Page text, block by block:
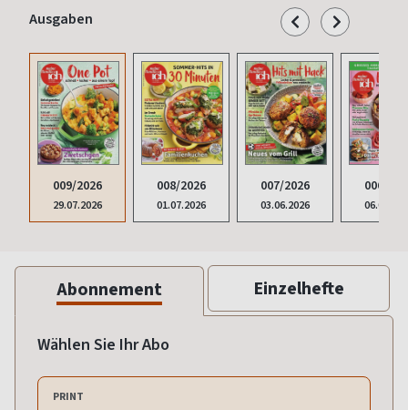
Ausgaben
009/2026
29.07.2026
008/2026
01.07.2026
007/2026
03.06.2026
006/
Abonnement Einzelhefte
Wählen Sie Ihr Abo
PRINT